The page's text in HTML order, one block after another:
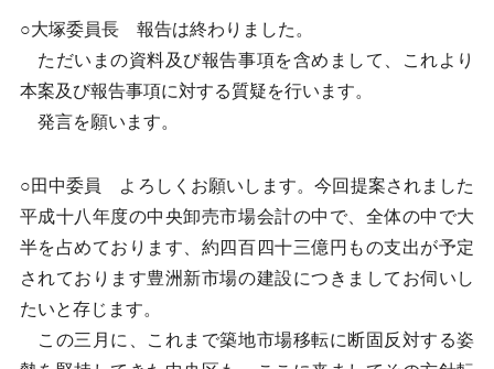
○大塚委員長 報告は終わりました。
ただいまの資料及び報告事項を含めまして、これより
本案及び報告事項に対する質疑を行います。
発言を願います。
○田中委員 よろしくお願いします。今回提案されました
平成十八年度の中央卸売市場会計の中で、全体の中で大
半を占めております、約四百四十三億円もの支出が予定
されております豊洲新市場の建設につきましてお伺いし
たいと存じます。
この三月に、これまで築地市場移転に断固反対する姿